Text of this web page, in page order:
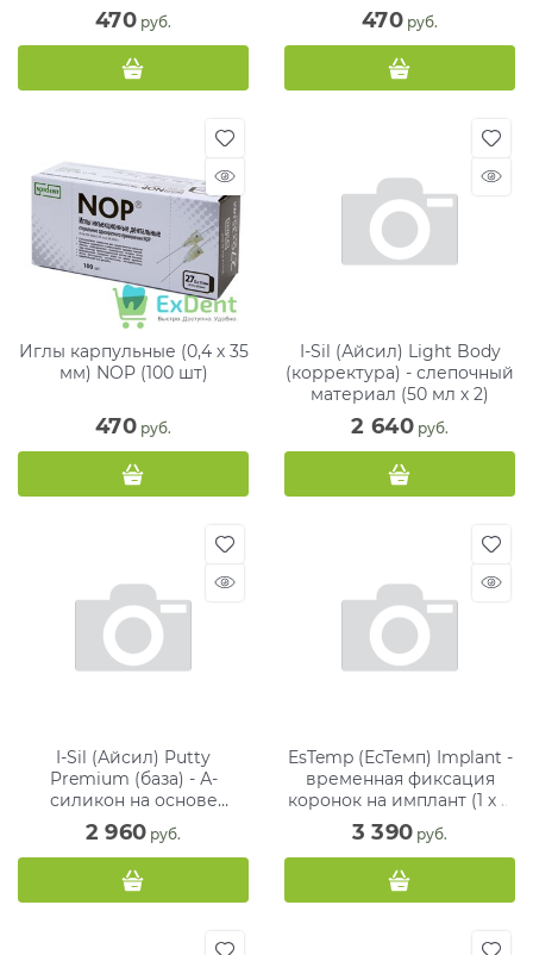
470 руб. 470 руб.
Иглы карпульные (0,4 х 35
мм) NOP (100 шт)
470 руб.
I-Sil (Айсил) Light Body
(корректура) - слепочный
материал (50 мл х 2)
2 640 руб.
I-Sil (Айсил) Putty
Premium (база) - А-
силикон на основе
винилового
поликсилоксана (290 мл х
2)
2 960 руб.
EsTemp (ЕсТемп) Implant -
временная фиксация
коронок на имплант (1 х 8
г)
3 390 руб.